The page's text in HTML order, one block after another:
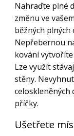
Nahraďte plné
změnu ve
běžných plných
Nepřebernou
kování
Lze využít
stěny.
celoskleněných
příčky.
Ušetřete